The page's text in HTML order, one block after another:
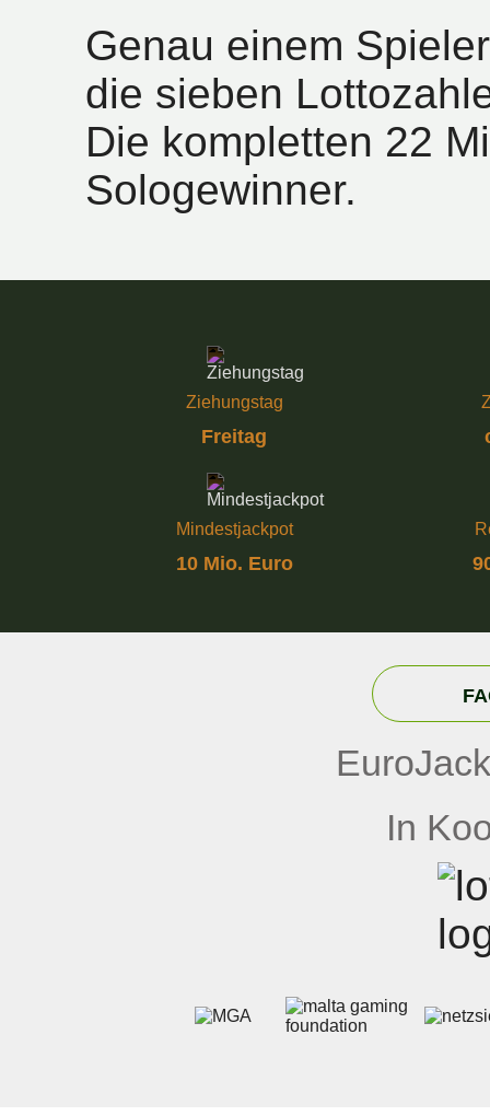
Genau einem
die sieben
Die kompletten 22
Sologewinner.
Ziehungstag
Freitag
Mindestjackpot
10 Mio. Euro
In